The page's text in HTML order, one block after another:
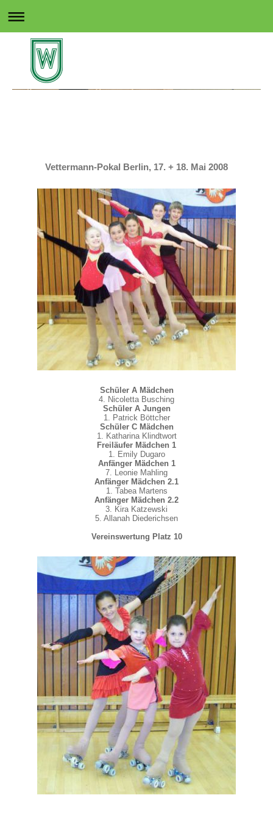
Vettermann-Pokal Berlin, 17. + 18. Mai 2008
Schüler A Mädchen
4. Nicoletta Busching
Schüler A Jungen
1. Patrick Böttcher
Schüler C Mädchen
1. Katharina Klindtwort
Freiläufer Mädchen 1
1. Emily Dugaro
Anfänger Mädchen 1
7. Leonie Mahling
Anfänger Mädchen 2.1
1. Tabea Martens
Anfänger Mädchen 2.2
3. Kira Katzewski
5. Allanah Diederichsen
Vereinswertung Platz 10